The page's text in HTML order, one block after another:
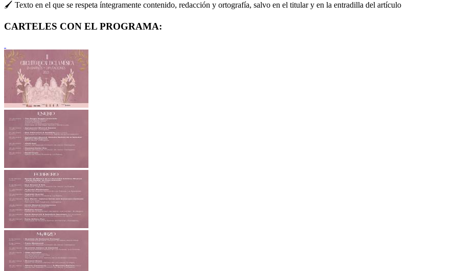
🖌️ Texto en el que se respeta íntegramente contenido, redacción y ortografía, salvo en el titular y en la entradilla del artículo
CARTELES CON EL PROGRAMA: